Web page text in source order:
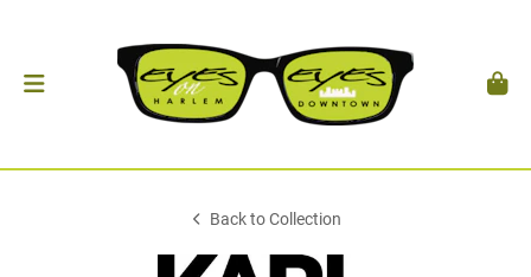
Back to Collection